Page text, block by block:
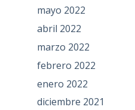
mayo 2022
abril 2022
marzo 2022
febrero 2022
enero 2022
diciembre 2021